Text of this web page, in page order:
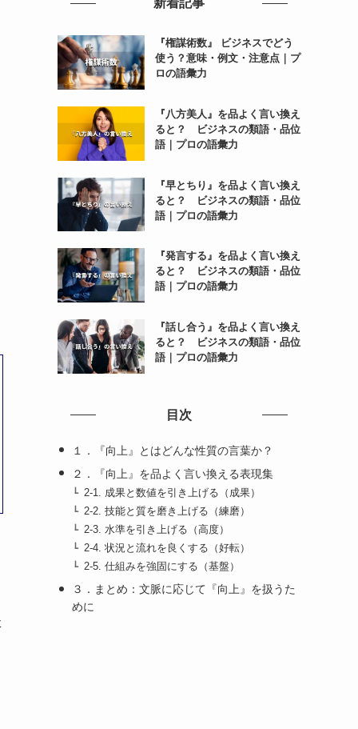
新着記事
『権謀術数』 ビジネスでどう
使う？意味・例文・注意点｜プ
ロの語彙力
『八方美人』を品よく言い換え
ると？ ビジネスの類語・品位
語｜プロの語彙力
『早とちり』を品よく言い換え
ると？ ビジネスの類語・品位
語｜プロの語彙力
『発言する』を品よく言い換え
ると？ ビジネスの類語・品位
語｜プロの語彙力
『話し合う』を品よく言い換え
ると？ ビジネスの類語・品位
語｜プロの語彙力
目次
１．『向上』とはどんな性質の言葉か？
２．『向上』を品よく言い換える表現集
2-1. 成果と数値を引き上げる（成果）
2-2. 技能と質を磨き上げる（練磨）
2-3. 水準を引き上げる（高度）
2-4. 状況と流れを良くする（好転）
2-5. 仕組みを強固にする（基盤）
３．まとめ：文脈に応じて『向上』を扱うた
めに